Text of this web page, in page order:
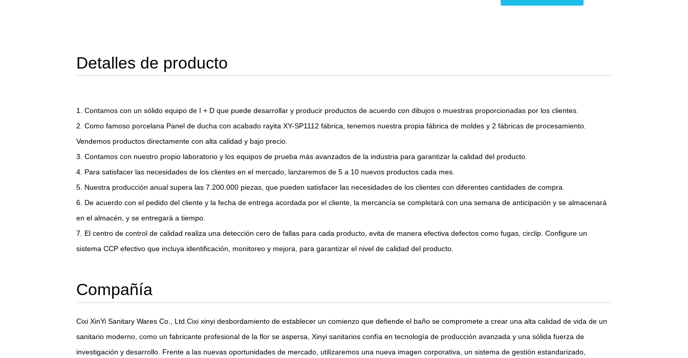
Detalles de producto
1. Contamos con un sólido equipo de I + D que puede desarrollar y producir productos de acuerdo con dibujos o muestras proporcionadas por los clientes.
2. Como famoso porcelana Panel de ducha con acabado rayita XY-SP1112 fábrica , tenemos nuestra propia fábrica de moldes y 2 fábricas de procesamiento.
Vendemos productos directamente con alta calidad y bajo precio.
3. Contamos con nuestro propio laboratorio y los equipos de prueba más avanzados de la industria para garantizar la calidad del producto.
4. Para satisfacer las necesidades de los clientes en el mercado, lanzaremos de 5 a 10 nuevos productos cada mes.
5. Nuestra producción anual supera las 7.200.000 piezas, que pueden satisfacer las necesidades de los clientes con diferentes cantidades de compra.
6. De acuerdo con el pedido del cliente y la fecha de entrega acordada por el cliente, la mercancía se completará con una semana de anticipación y se almacenará
en el almacén, y se entregará a tiempo.
7. El centro de control de calidad realiza una detección cero de fallas para cada producto, evita de manera efectiva defectos como fugas, circlip. Configure un
sistema CCP efectivo que incluya identificación, monitoreo y mejora, para garantizar el nivel de calidad del producto.
Compañía
Cixi XinYi Sanitary Wares Co., Ltd.Cixi xinyi desbordamiento de establecer un comienzo que defiende el baño se compromete a crear una alta calidad de vida de un
sanitario moderno, como un fabricante profesional de la flor se aspersa, Xinyi sanitarios confía en tecnología de producción avanzada y una sólida fuerza de
investigación y desarrollo. Frente a las nuevas oportunidades de mercado, utilizaremos una nueva imagen corporativa, un sistema de gestión estandarizado,